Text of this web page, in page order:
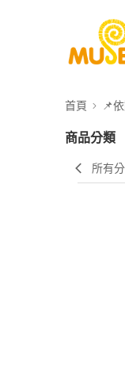
首頁 📌
商品分類
所有